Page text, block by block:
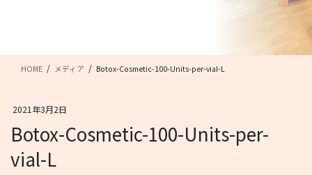
HOME メディア Botox-Cosmetic-100-Units-per-vial-L
2021年3月2日
Botox-Cosmetic-100-Units-per-
vial-L